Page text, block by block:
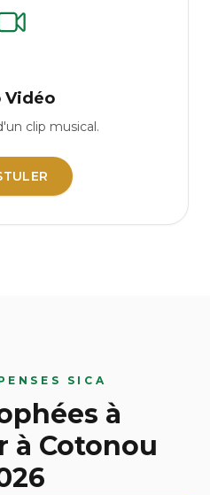
Vidéo
clip musical.
SICA
à
à Cotonou